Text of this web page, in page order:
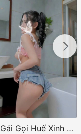
Bé Trà-Gái Gọi Huế Xinh Nhiệt Tình Hoang Dại